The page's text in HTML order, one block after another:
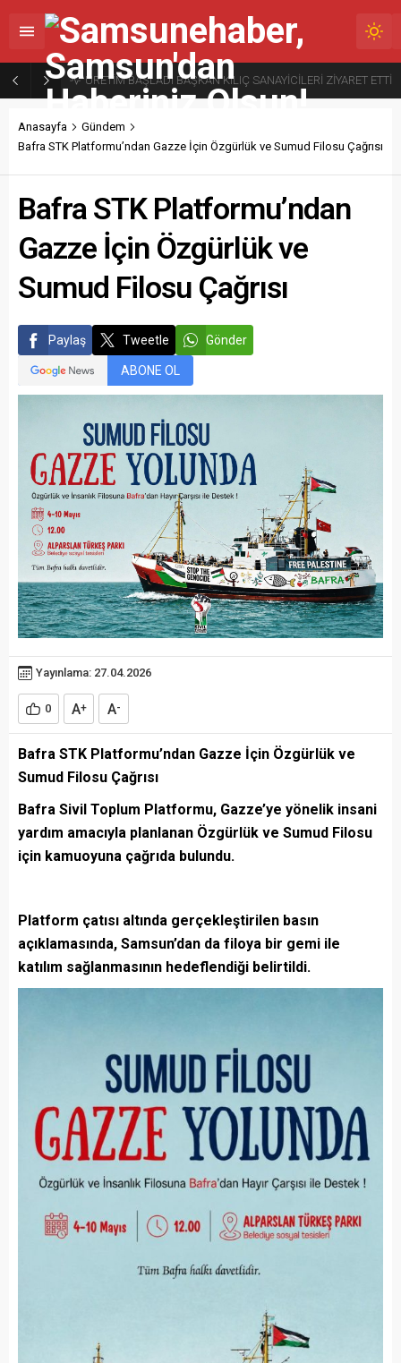
ÜRETİM BAŞLADI BAŞKAN KILIÇ SANAYİCİLERİ ZİYARET ETTİ
Anasayfa
Gündem
Bafra STK Platformu’ndan Gazze İçin Özgürlük ve Sumud Filosu Çağrısı
Bafra STK Platformu’ndan
Gazze İçin Özgürlük ve
Sumud Filosu Çağrısı
Paylaş Tweetle Gönder
ABONE OL
Yayınlama: 27.04.2026
0 A+ A-
Bafra STK Platformu’ndan Gazze İçin Özgürlük ve
Sumud Filosu Çağrısı
Bafra Sivil Toplum Platformu, Gazze’ye yönelik insani
yardım amacıyla planlanan Özgürlük ve Sumud Filosu
için kamuoyuna çağrıda bulundu.
Platform çatısı altında gerçekleştirilen basın
açıklamasında, Samsun’dan da filoya bir gemi ile
katılım sağlanmasının hedeflendiği belirtildi.